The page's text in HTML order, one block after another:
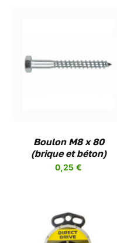
Boulon M8 x 80
(brique et béton)
0,25 €
AJOUTER AU PANIER